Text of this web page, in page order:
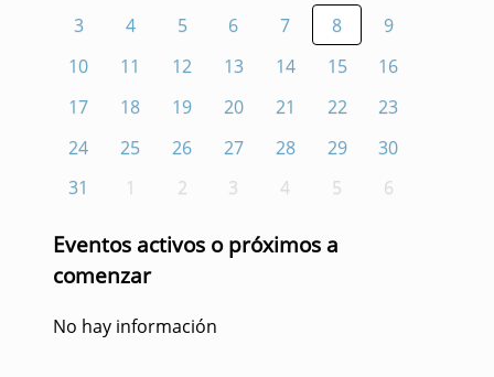
3
4 5 6 7 8
9
10
11 12 13 14 15
16
17
18 19 20 21 22
23
24
25 26 27 28 29
30
31
1 2 3 4 5 6
Eventos activos o próximos a
comenzar
No hay información